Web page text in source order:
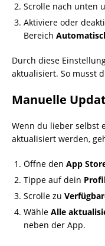
Scrolle nach unten
Aktiviere oder
Bereich
Durch diese
aktualisiert. So musst
Manuelle
Wenn du lieber selbst
aktualisiert werden,
Öffne den App
Tippe auf dein
Scrolle zu
Wähle Alle
neben der App.